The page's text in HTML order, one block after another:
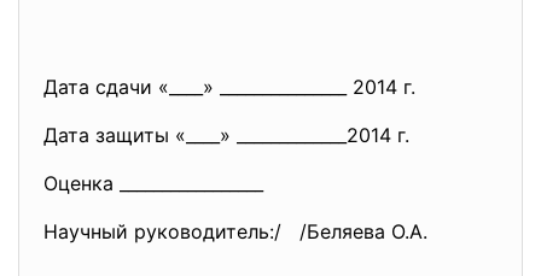
Дата сдачи «____» _______________ 2014 г.
Дата защиты «____» _____________2014 г.
Оценка _________________
Научный руководитель:/ /Беляева О.А.